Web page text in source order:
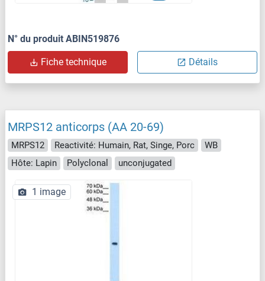
N° du produit ABIN519876
Fiche technique Détails
MRPS12 anticorps (AA 20-69)
MRPS12 Reactivité: Humain, Rat, Singe, Porc
WB
Hôte: Lapin
Polyclonal unconjugated
1 image